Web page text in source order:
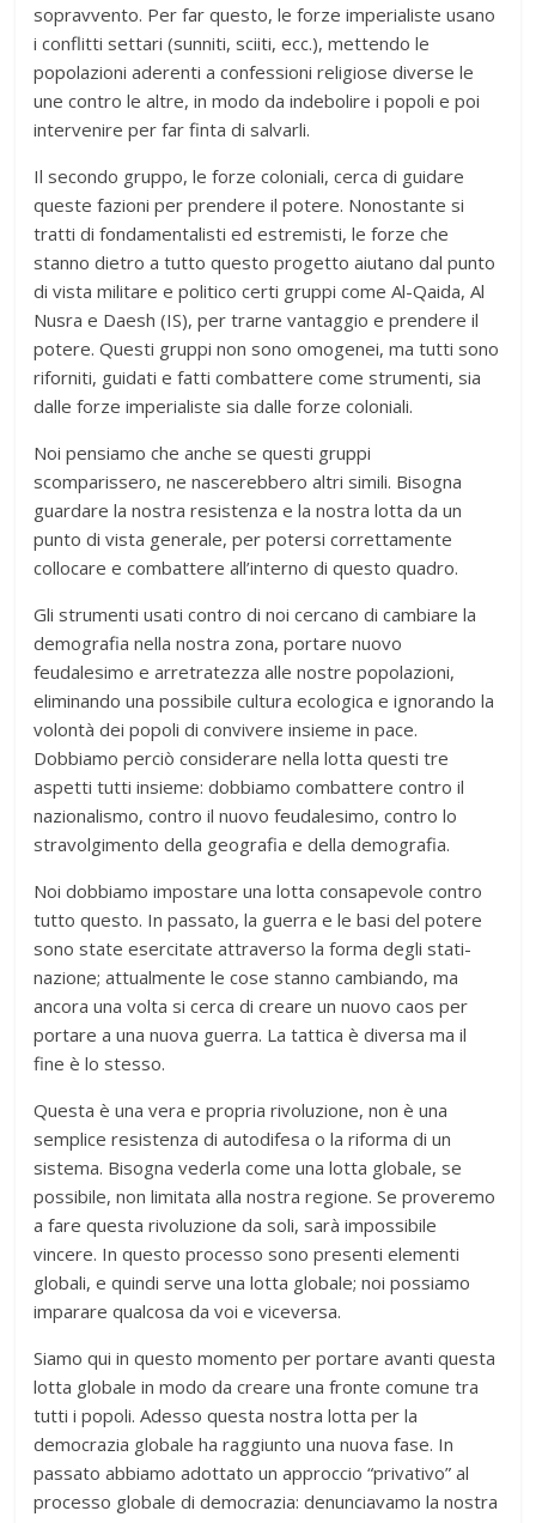
sopravvento. Per far questo, le forze imperialiste usano
i conflitti settari (sunniti, sciiti, ecc.), mettendo le
popolazioni aderenti a confessioni religiose diverse le
une contro le altre, in modo da indebolire i popoli e poi
intervenire per far finta di salvarli.
Il secondo gruppo, le forze coloniali, cerca di guidare
queste fazioni per prendere il potere. Nonostante si
tratti di fondamentalisti ed estremisti, le forze che
stanno dietro a tutto questo progetto aiutano dal punto
di vista militare e politico certi gruppi come Al-Qaida, Al
Nusra e Daesh (IS), per trarne vantaggio e prendere il
potere. Questi gruppi non sono omogenei, ma tutti sono
riforniti, guidati e fatti combattere come strumenti, sia
dalle forze imperialiste sia dalle forze coloniali.
Noi pensiamo che anche se questi gruppi
scomparissero, ne nascerebbero altri simili. Bisogna
guardare la nostra resistenza e la nostra lotta da un
punto di vista generale, per potersi correttamente
collocare e combattere all’interno di questo quadro.
Gli strumenti usati contro di noi cercano di cambiare la
demografia nella nostra zona, portare nuovo
feudalesimo e arretratezza alle nostre popolazioni,
eliminando una possibile cultura ecologica e ignorando la
volontà dei popoli di convivere insieme in pace.
Dobbiamo perciò considerare nella lotta questi tre
aspetti tutti insieme: dobbiamo combattere contro il
nazionalismo, contro il nuovo feudalesimo, contro lo
stravolgimento della geografia e della demografia.
Noi dobbiamo impostare una lotta consapevole contro
tutto questo. In passato, la guerra e le basi del potere
sono state esercitate attraverso la forma degli stati-
nazione; attualmente le cose stanno cambiando, ma
ancora una volta si cerca di creare un nuovo caos per
portare a una nuova guerra. La tattica è diversa ma il
fine è lo stesso.
Questa è una vera e propria rivoluzione, non è una
semplice resistenza di autodifesa o la riforma di un
sistema. Bisogna vederla come una lotta globale, se
possibile, non limitata alla nostra regione. Se proveremo
a fare questa rivoluzione da soli, sarà impossibile
vincere. In questo processo sono presenti elementi
globali, e quindi serve una lotta globale; noi possiamo
imparare qualcosa da voi e viceversa.
Siamo qui in questo momento per portare avanti questa
lotta globale in modo da creare una fronte comune tra
tutti i popoli. Adesso questa nostra lotta per la
democrazia globale ha raggiunto una nuova fase. In
passato abbiamo adottato un approccio “privativo” al
processo globale di democrazia: denunciavamo la nostra